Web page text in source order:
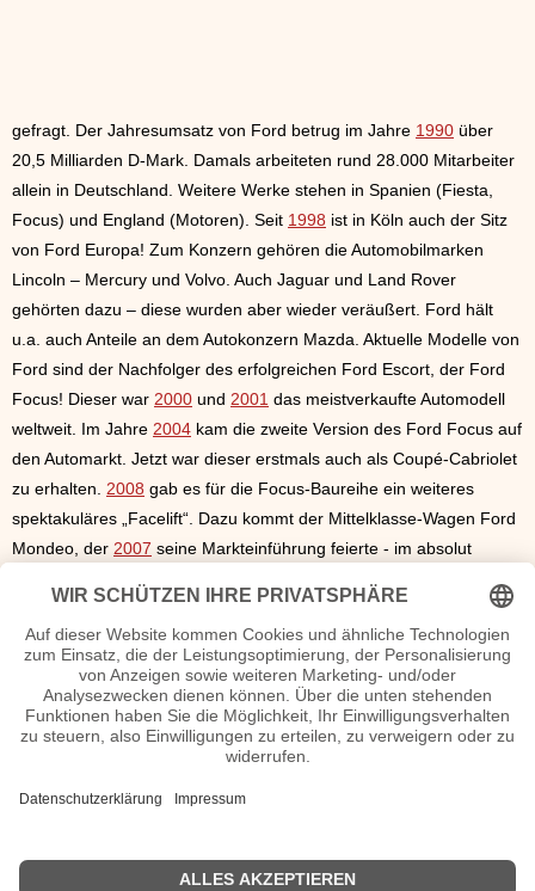
gefragt. Der Jahresumsatz von Ford betrug im Jahre 1990 über
20,5 Milliarden D-Mark. Damals arbeiteten rund 28.000 Mitarbeiter
allein in Deutschland. Weitere Werke stehen in Spanien (Fiesta,
Focus) und England (Motoren). Seit 1998 ist in Köln auch der Sitz
von Ford Europa! Zum Konzern gehören die Automobilmarken
Lincoln – Mercury und Volvo. Auch Jaguar und Land Rover
gehörten dazu – diese wurden aber wieder veräußert. Ford hält
u.a. auch Anteile an dem Autokonzern Mazda. Aktuelle Modelle von
Ford sind der Nachfolger des erfolgreichen Ford Escort, der Ford
Focus! Dieser war 2000 und 2001 das meistverkaufte Automodell
weltweit. Im Jahre 2004 kam die zweite Version des Ford Focus auf
den Automarkt. Jetzt war dieser erstmals auch als Coupé-Cabriolet
zu erhalten. 2008 gab es für die Focus-Baureihe ein weiteres
spektakuläres „Facelift“. Dazu kommt der Mittelklasse-Wagen Ford
Mondeo, der 2007 seine Markteinführung feierte - im absolut
Fiesta der Welt vorgestellt. Im Jahre 2009 hat Autohersteller Ford –
genauso wie alle anderen Unternehmen auf diesen Sektor –
Schwierigkeiten, die Umsätze des Unternehmens in die
Gewinnzone zu führen. Auf jeden Fall was die Einnahmen in den
USA angeht – hier musste der Autohersteller die US-Produktion um
knapp 20 Prozent herunter fahren. Außerhalb der USA – also in
Historische Werbung Ford Reklame